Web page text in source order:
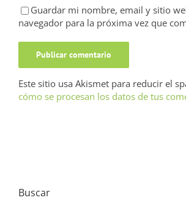
Guardar mi nombre, email y sitio
navegador para la próxima vez que
Este sitio usa Akismet para reducir el
cómo se procesan los datos de tus
Buscar